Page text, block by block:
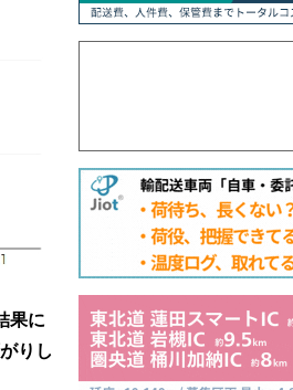
果に
りし